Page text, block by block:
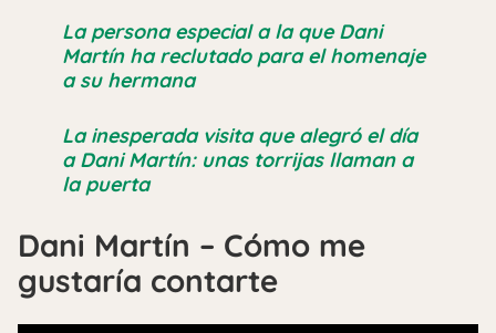
La persona especial a la que Dani
Martín ha reclutado para el homenaje
a su hermana
La inesperada visita que alegró el día
a Dani Martín: unas torrijas llaman a
la puerta
Dani Martín – Cómo me
gustaría contarte